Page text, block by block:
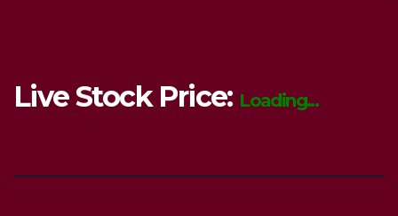
Live Stock Price: Loading...